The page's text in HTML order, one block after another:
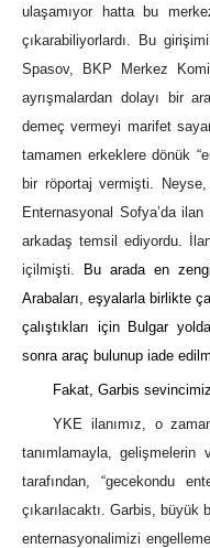
ulaşamıyor hatta bu
çıkarabiliyorlardı. Bu
Spasov, BKP Merkez
ayrışmalardan dolayı bir
demeç vermeyi marifet
tamamen erkeklere dönük
bir röportaj vermişti. Neyse,
Enternasyonal Sofya’da
arkadaş temsil ediyordu.
içilmişti. Bu arada en
Arabaları, eşyalarla birlikte
çalıştıkları için Bulgar
sonra araç bulunup iade
Fakat, Garbis
YKE ilanımız, o
tanımlamayla, gelişmelerin
tarafından, “gecekondu
çıkarılacaktı. Garbis,
enternasyonalimizi